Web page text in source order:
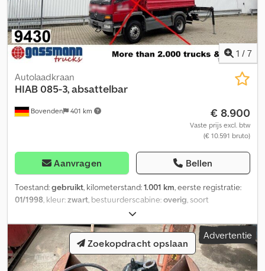
1 / 7
Bovenden 401 km
Autolaadkraan
HIAB 085-3, absattelbar
€ 8.900
Vaste prijs excl. btw
(€ 10.591 bruto)
Aanvragen Bellen
Toestand:gebruikt, kilometerstand:1.001 km, eerste registratie:
01/1998, kleur:zwart, bestuurderscabine:overig, soort
, Bouwjaar:1998
Standplaats voertuig: Bovenden, afzetbaar, noodstop,
grijperbesturing, opklapbaar, hydraulische 2-punts steun, 3x
hydraulische schuifdelen. Opbouw: afneembare kraan Hiab 085-3.
Lastdiagram: 2,1m-3800kg, 3,6m-2300kg, 5,5m-1440kg, 7,4m-1040kg,
Advertentie
Zoekopdracht opslaan